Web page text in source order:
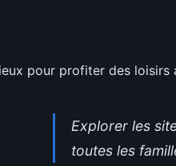
Explorer les
toutes les